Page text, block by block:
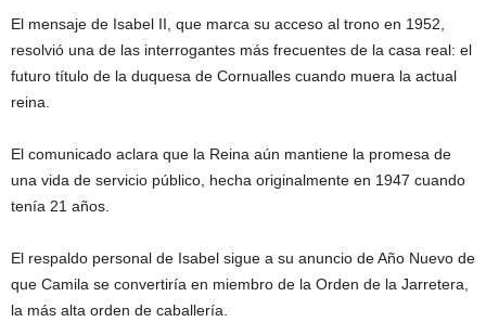
El mensaje de Isabel II, que marca su acceso al trono en 1952,
resolvió una de las interrogantes más frecuentes de la casa real: el
futuro título de la duquesa de Cornualles cuando muera la actual
reina.
El comunicado aclara que la Reina aún mantiene la promesa de
una vida de servicio público, hecha originalmente en 1947 cuando
tenía 21 años.
El respaldo personal de Isabel sigue a su anuncio de Año Nuevo de
que Camila se convertiría en miembro de la Orden de la Jarretera,
la más alta orden de caballería.